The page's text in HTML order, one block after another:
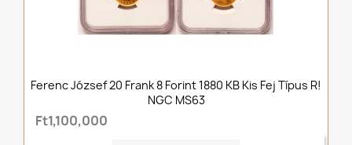
Ferenc József 20 Frank 8 Forint 1880 KB Kis Fej Típus R!
NGC MS63
Ft1,100,000